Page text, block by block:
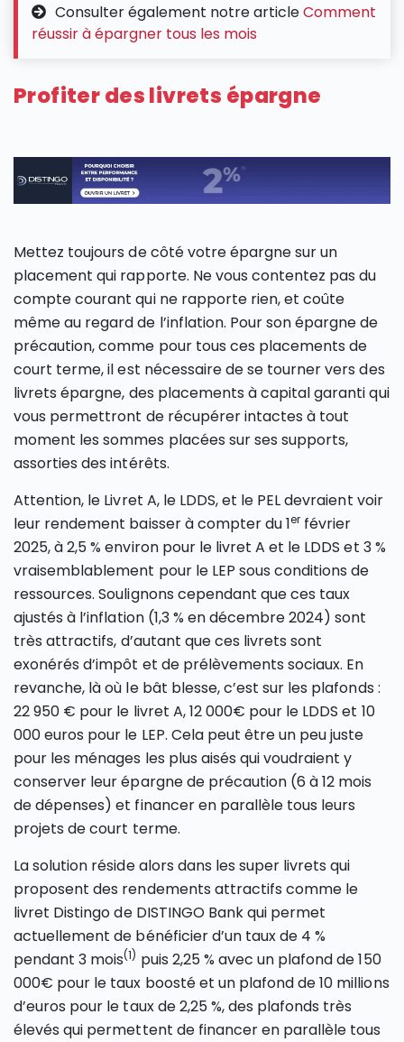
Consulter également notre articleComment
réussir à épargner tous les mois
Profiter des livrets épargne
Mettez toujours de côté votre épargne sur un
placement qui rapporte. Ne vous contentez pas du
compte courant qui ne rapporte rien, et coûte
même au regard de l’inflation. Pour son épargne de
précaution, comme pour tous ces placements de
court terme, il est nécessaire de se tourner vers des
livrets épargne, des placements à capital garanti qui
vous permettront de récupérer intactes à tout
moment les sommes placées sur ses supports,
assorties des intérêts.
Attention, le Livret A, le LDDS, et le PEL devraient voir
leur rendement baisser à compter du 1er février
2025, à 2,5 % environ pour le livret A et le LDDS et 3 %
vraisemblablement pour le LEP sous conditions de
ressources. Soulignons cependant que ces taux
ajustés à l’inflation (1,3 % en décembre 2024) sont
très attractifs, d’autant que ces livrets sont
exonérés d’impôt et de prélèvements sociaux. En
revanche, là où le bât blesse, c’est sur les plafonds :
22 950 € pour le livret A, 12 000€ pour le LDDS et 10
000 euros pour le LEP. Cela peut être un peu juste
pour les ménages les plus aisés qui voudraient y
conserver leur épargne de précaution (6 à 12 mois
de dépenses) et financer en parallèle tous leurs
projets de court terme.
La solution réside alors dans les super livrets qui
proposent des rendements attractifs comme le
livret Distingo de DISTINGO Bank qui permet
actuellement de bénéficier d’un taux de 4 %
pendant 3 mois(1) puis 2,25 % avec un plafond de 150
000€ pour le taux boosté et un plafond de 10 millions
d’euros pour le taux de 2,25 %, des plafonds très
élevés qui permettent de financer en parallèle tous